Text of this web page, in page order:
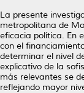
La presente
metropolitana de
eficacia política. En
con el
determinar el nivel
explicativo de la
más relevantes se
reflejando mayor